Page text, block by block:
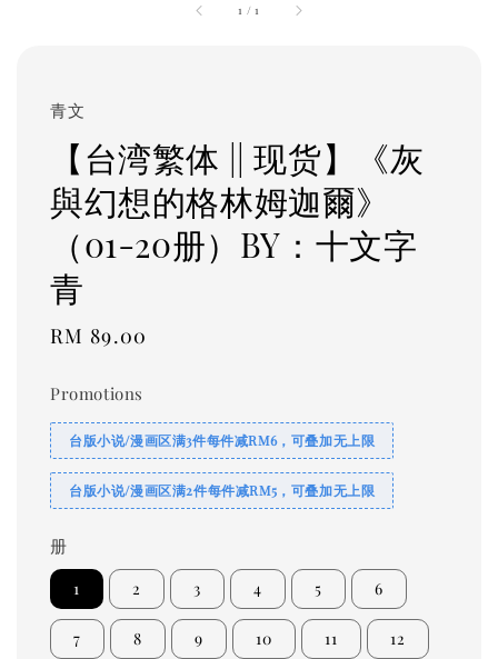
1 /1
青文
【台湾繁体 || 现货】《灰
與幻想的格林姆迦爾》
（01-20册）BY：十文字
青
Regular
RM 89.00
Promotions
台版小说/漫画区满3件每件减RM6，可叠加无上限
台版小说/漫画区满2件每件减RM5，可叠加无上限
册
1 2 3 4 5 6
7 8 9 10 11 12